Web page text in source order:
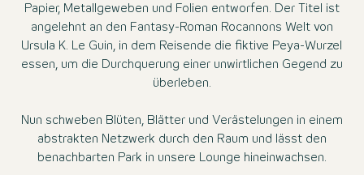
Papier, Metallgeweben und Folien entworfen. Der Titel ist
angelehnt an den Fantasy-Roman Rocannons Welt von
Ursula K. Le Guin, in dem Reisende die fiktive Peya-Wurzel
essen, um die Durchquerung einer unwirtlichen Gegend zu
überleben.
Nun schweben Blüten, Blätter und Verästelungen in einem
abstrakten Netzwerk durch den Raum und lässt den
benachbarten Park in unsere Lounge hineinwachsen.